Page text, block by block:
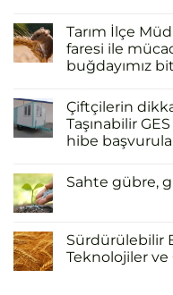
Tarım İlçe
faresi ile
buğdayımız
Çiftçilerin
Taşınabilir
hibe
Sahte gübre,
Sürdürülebilir
Teknolojiler ve